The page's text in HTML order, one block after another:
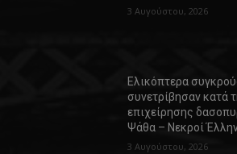
3 Αυγούστου, 2026
Ελικόπτερα
συνετρίβησαν κατά
επιχείρησης
Ψάθα – Νεκροί
3 Αυγούστου, 2026